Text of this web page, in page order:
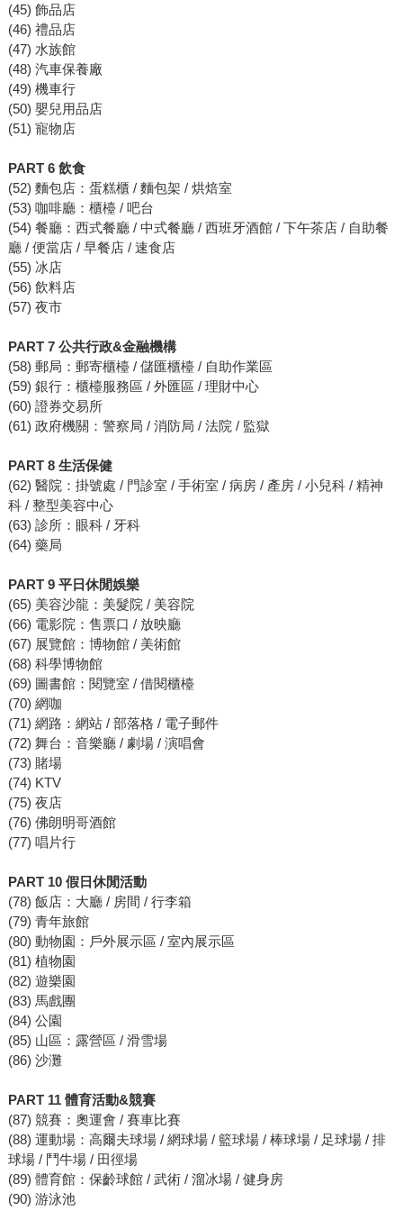
(45) 飾品店
(46) 禮品店
(47) 水族館
(48) 汽車保養廠
(49) 機車行
(50) 嬰兒用品店
(51) 寵物店
PART 6 飲食
(52) 麵包店：蛋糕櫃 / 麵包架 / 烘焙室
(53) 咖啡廳：櫃檯 / 吧台
(54) 餐廳：西式餐廳 / 中式餐廳 / 西班牙酒館 / 下午茶店 / 自助餐
廳 / 便當店 / 早餐店 / 速食店
(55) 冰店
(56) 飲料店
(57) 夜市
PART 7 公共行政&金融機構
(58) 郵局：郵寄櫃檯 / 儲匯櫃檯 / 自助作業區
(59) 銀行：櫃檯服務區 / 外匯區 / 理財中心
(60) 證券交易所
(61) 政府機關：警察局 / 消防局 / 法院 / 監獄
PART 8 生活保健
(62) 醫院：掛號處 / 門診室 / 手術室 / 病房 / 產房 / 小兒科 / 精神
科 / 整型美容中心
(63) 診所：眼科 / 牙科
(64) 藥局
PART 9 平日休閒娛樂
(65) 美容沙龍：美髮院 / 美容院
(66) 電影院：售票口 / 放映廳
(67) 展覽館：博物館 / 美術館
(68) 科學博物館
(69) 圖書館：閱覽室 / 借閱櫃檯
(70) 網咖
(71) 網路：網站 / 部落格 / 電子郵件
(72) 舞台：音樂廳 / 劇場 / 演唱會
(73) 賭場
(74) KTV
(75) 夜店
(76) 佛朗明哥酒館
(77) 唱片行
PART 10 假日休閒活動
(78) 飯店：大廳 / 房間 / 行李箱
(79) 青年旅館
(80) 動物園：戶外展示區 / 室內展示區
(81) 植物園
(82) 遊樂園
(83) 馬戲團
(84) 公園
(85) 山區：露營區 / 滑雪場
(86) 沙灘
PART 11 體育活動&競賽
(87) 競賽：奧運會 / 賽車比賽
(88) 運動場：高爾夫球場 / 網球場 / 籃球場 / 棒球場 / 足球場 / 排
球場 / 鬥牛場 / 田徑場
(89) 體育館：保齡球館 / 武術 / 溜冰場 / 健身房
(90) 游泳池